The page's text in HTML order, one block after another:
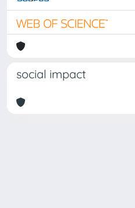
social impact